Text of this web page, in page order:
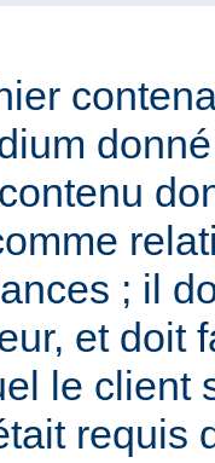
; il
et doit
le client
requis